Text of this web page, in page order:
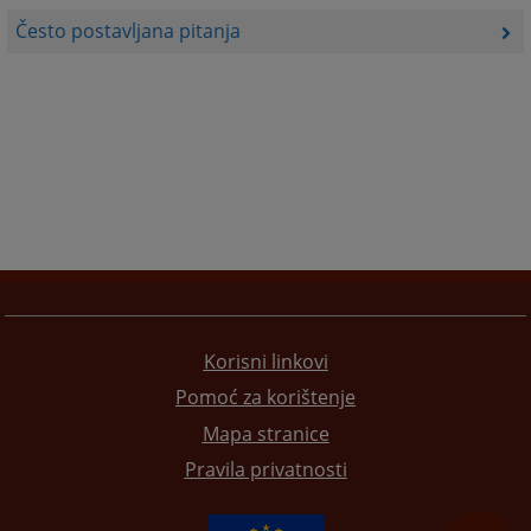
Često postavljana pitanja
Korisni linkovi
Pomoć za korištenje
Mapa stranice
Pravila privatnosti